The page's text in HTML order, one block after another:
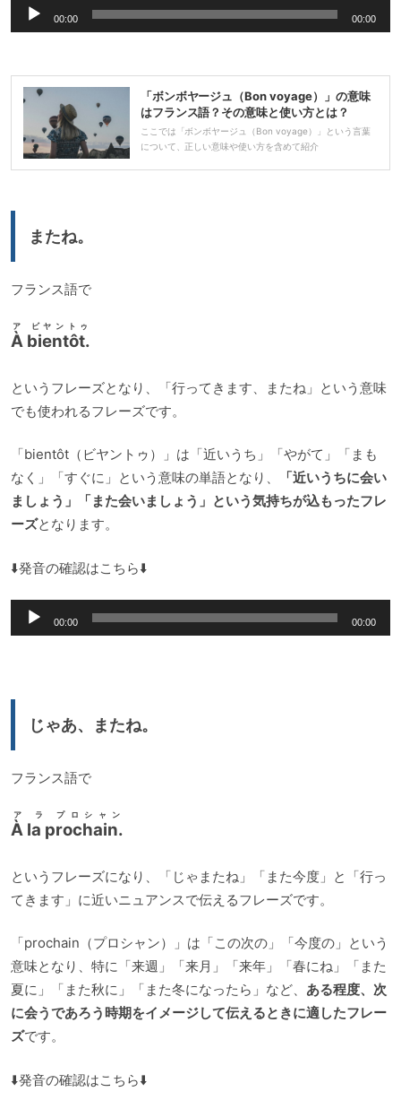
声
レ
ー
ヤ
ー
00:00 00:00
「ボンボヤージュ（Bon voyage）」の意味
はフランス語？その意味と使い方とは？
ここでは「ボンボヤージュ（Bon voyage）」という言葉
について、正しい意味や使い方を含めて紹介
またね。
フランス語で
À bientôt.
ア ビヤントゥ
というフレーズとなり、「行ってきます、またね」という意味
でも使われるフレーズです。
「bientôt（ビヤントゥ）」は「近いうち」「やがて」「まも
なく」「すぐに」という意味の単語となり、
「近いうちに会い
ましょう」「また会いましょう」という気持ちが込もったフレ
ーズとなります。
⬇️発音の確認はこちら⬇️
声
00:00 00:00
じゃあ、またね。
フランス語で
À la prochain.
ア ラ プロシャン
というフレーズになり、「じゃまたね」「また今度」と「行っ
てきます」に近いニュアンスで伝えるフレーズです。
「prochain（プロシャン）」は「この次の」「今度の」という
意味となり、特に「来週」「来月」「来年」「春にね」「また
夏に」「また秋に」「また冬になったら」など、 ある程度、次
に会うであろう時期をイメージして伝えるときに適したフレー
ズです。
⬇️発音の確認はこちら⬇️